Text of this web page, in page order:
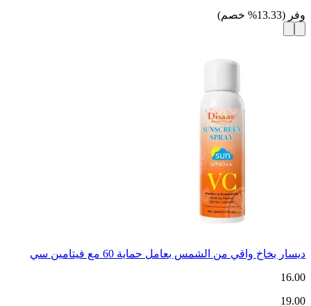
وفر (
13.33
% خصم)
ديسار بخاخ واقي من الشمس بعامل حماية 60 مع فيتامين سي
16.00
19.00